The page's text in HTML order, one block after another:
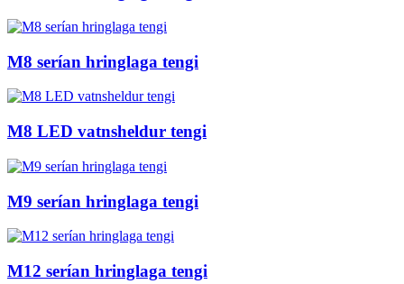
M8 serían hringlaga tengi
M8 LED vatnsheldur tengi
M9 serían hringlaga tengi
M12 serían hringlaga tengi